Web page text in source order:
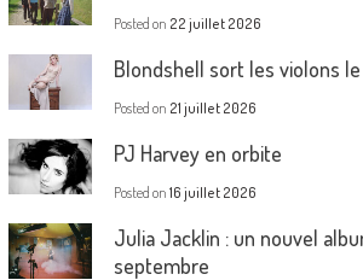
Posted on 22 juillet 2026
Blondshell sort les violons
Posted on 21 juillet 2026
PJ Harvey en orbite
Posted on 16 juillet 2026
Julia Jacklin : un nouvel
septembre